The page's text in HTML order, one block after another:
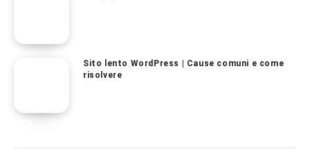
Sito lento WordPress | Cause comuni e come
risolvere